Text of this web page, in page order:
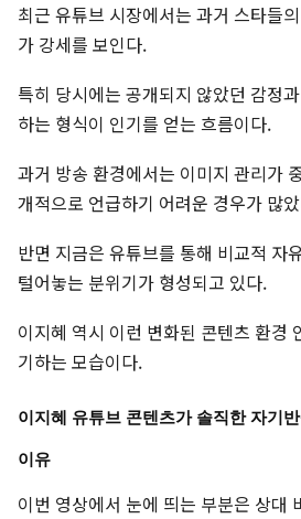
최근 유튜브 시장에서는 과거 스타들
가 강세를 보인다.
특히 당시에는 공개되지 않았던 감정
하는 형식이 인기를 얻는 흐름이다.
과거 방송 환경에서는 이미지 관리가
개적으로 언급하기 어려운 경우가 많
반면 지금은 유튜브를 통해 비교적 자
털어놓는 분위기가 형성되고 있다.
이지혜 역시 이런 변화된 콘텐츠 환경
기하는 모습이다.
이지혜 유튜브 콘텐츠가 솔직한 자기
이유
이번 영상에서 눈에 띄는 부분은 상대